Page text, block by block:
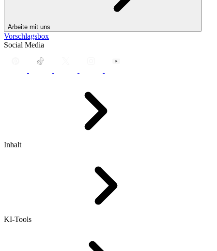
Arbeite mit uns
Vorschlagsbox
Social Media
Inhalt
KI-Tools